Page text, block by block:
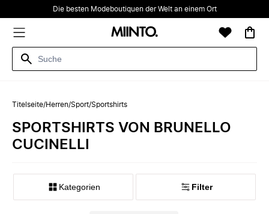
Die besten Modeboutiquen der Welt an einem Ort
Titelseite/Herren/Sport/Sportshirts
SPORTSHIRTS VON BRUNELLO
CUCINELLI
Kategorien Filter